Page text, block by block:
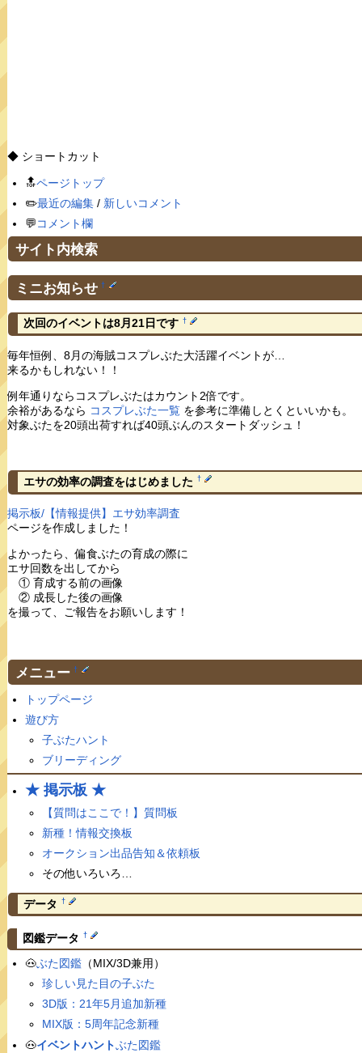
◆ ショートカット
🔝ページトップ
✏️最近の編集/ 新しいコメント
💬コメント欄
サイト内検索
ミニお知らせ †
次回のイベントは8月21日です †
毎年恒例、8月の海賊コスプレぶた大活躍イベントが…
来るかもしれない！！
例年通りならコスプレぶたはカウント2倍です。
余裕があるなら コスプレぶた一覧を参考に準備しとくといいかも。
対象ぶたを20頭出荷すれば40頭ぶんのスタートダッシュ！
エサの効率の調査をはじめました †
掲示板/【情報提供】エサ効率調査
ページを作成しました！
よかったら、偏食ぶたの育成の際に
エサ回数を出してから
① 育成する前の画像
② 成長した後の画像
を撮って、ご報告をお願いします！
メニュー †
トップページ
遊び方
子ぶたハント
ブリーディング
★ 掲示板 ★
【質問はここで！】質問板
新種！情報交換板
オークション出品告知＆依頼板
その他いろいろ…
データ †
図鑑データ †
🐽ぶた図鑑（MIX/3D兼用）
珍しい見た目の子ぶた
3D版：21年5月追加新種
MIX版：5周年記念新種
🐽イベントハントぶた図鑑